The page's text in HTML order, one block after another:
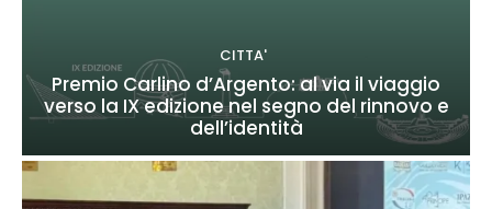
CITTA'
Premio Carlino d’Argento: al via il viaggio
verso la IX edizione nel segno del rinnovo e
dell’identità